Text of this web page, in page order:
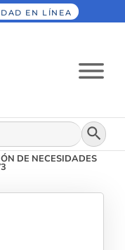
EN LÍNEA
Botón
DE NECESIDADES